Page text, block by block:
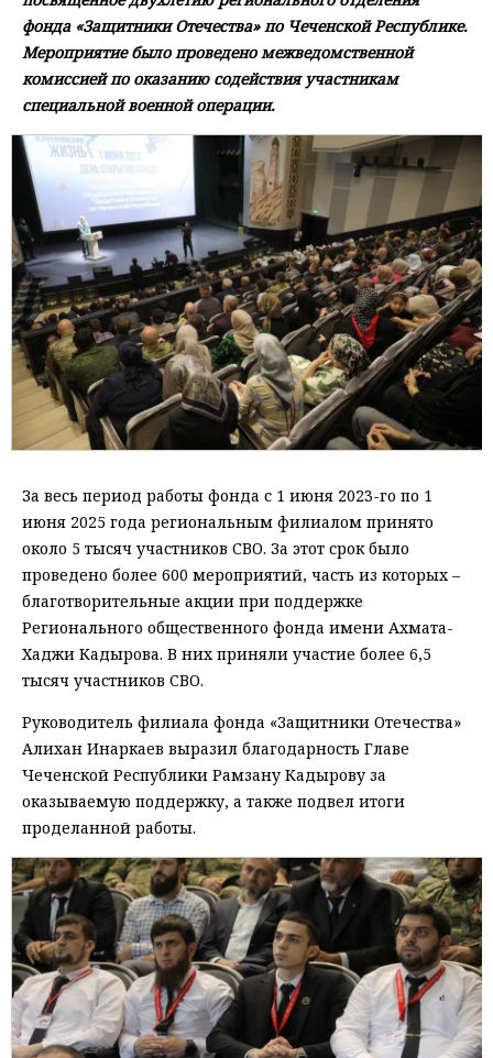
фонда «Защитники Отечества» по Чеченской Республике.
Мероприятие было проведено межведомственной
комиссией по оказанию содействия участникам
специальной военной операции.
За весь период работы фонда с 1 июня 2023-го по 1
июня 2025 года региональным филиалом принято
около 5 тысяч участников СВО. За этот срок было
проведено более 600 мероприятий, часть из которых –
благотворительные акции при поддержке
Регионального общественного фонда имени Ахмата-
Хаджи Кадырова. В них приняли участие более 6,5
тысяч участников СВО.
Руководитель филиала фонда «Защитники Отечества»
Алихан Инаркаев выразил благодарность Главе
Чеченской Республики Рамзану Кадырову за
оказываемую поддержку, а также подвел итоги
проделанной работы.